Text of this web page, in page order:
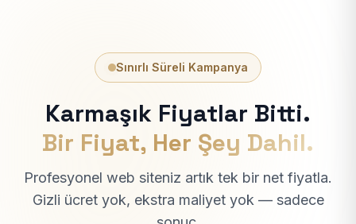
Sınırlı Süreli Kampanya
Karmaşık Fiyatlar Bitti.
Bir Fiyat, Her Şey Dahil.
Profesyonel web siteniz artık tek bir net fiyatla.
Gizli ücret yok, ekstra maliyet yok — sadece